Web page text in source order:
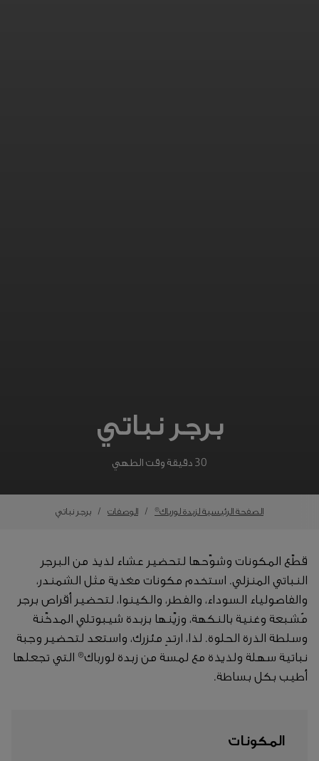
برجر نباتي
30 دقيقة وقت الطهي
الصفحة الرئيسية لزبدة لورباك® الوصفات برجر نباتي
قطّع المكونات وشوّحها لتحضير عشاء لذيذ من البرجر
النباتي المنزلي. استخدم مكونات مغذية مثل الشمندر،
والفاصولياء السوداء، والفطر، والكينوا، لتحضير أقراص برجر
مُشبعة وغنية بالنكهة، وزيّنها بزبدة شيبوتلي المدخّنة
وسلطة الذرة الحلوة. لذا، ارتدِ مئزرك، واستعد لتحضير وجبة
نباتية سهلة ولذيذة مع لمسة من زبدة لورباك® التي تجعلها
أطيب بكل بساطة.
المكونات